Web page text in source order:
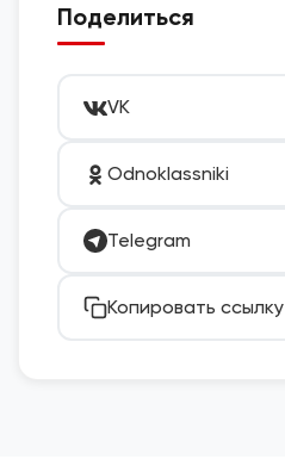
Поделиться
VK
Odnoklassniki
Telegram
Копировать ссылку